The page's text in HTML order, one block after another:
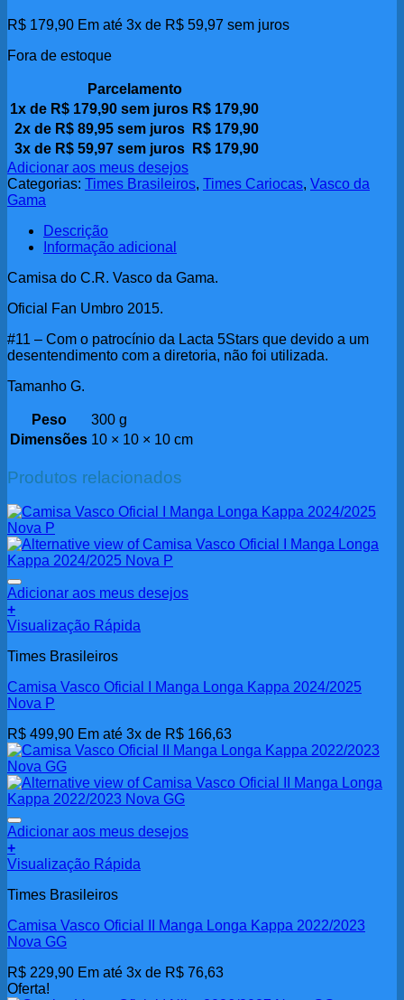
R$ 179,90 Em até 3x de R$ 59,97 sem juros
Fora de estoque
Parcelamento
1x de R$ 179,90 sem juros R$ 179,90
2x de R$89,95sem juros R$ 179,90
3x de R$59,97sem juros R$ 179,90
Adicionar aos meus desejos
Categorias: Times Brasileiros, Times Cariocas, Vasco da
Gama
Descrição
Informação adicional
Camisa do C.R. Vasco da Gama.
Oficial Fan Umbro 2015.
#11 – Com o patrocínio da Lacta 5Stars que devido a um
desentendimento com a diretoria, não foi utilizada.
Tamanho G.
Peso
300 g
Dimensões 10 × 10 × 10 cm
Produtos relacionados
Adicionar aos meus desejos
+
Visualização Rápida
Times Brasileiros
Camisa Vasco Oficial I Manga Longa Kappa 2024/2025
Nova P
R$ 499,90 Em até 3x de R$ 166,63
Adicionar aos meus desejos
+
Visualização Rápida
Times Brasileiros
Camisa Vasco Oficial II Manga Longa Kappa 2022/2023
Nova GG
R$ 229,90 Em até 3x de R$ 76,63
Oferta!